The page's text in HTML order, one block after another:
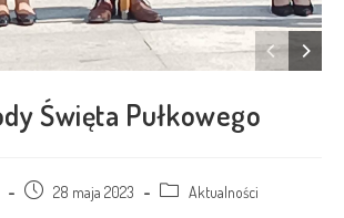
Święta Pułkowego
28 maja 2023 Aktualności